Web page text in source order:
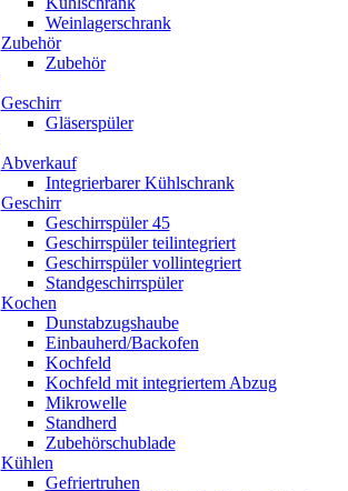
Weinlagerschrank
Zubehör
Zubehör
Geschirr
Gläserspüler
Abverkauf
Integrierbarer Kühlschrank
Geschirr
Geschirrspüler 45
Geschirrspüler teilintegriert
Geschirrspüler vollintegriert
Standgeschirrspüler
Kochen
Dunstabzugshaube
Einbauherd/Backofen
Kochfeld
Kochfeld mit integriertem Abzug
Mikrowelle
Standherd
Zubehörschublade
Kühlen
Gefriertruhen